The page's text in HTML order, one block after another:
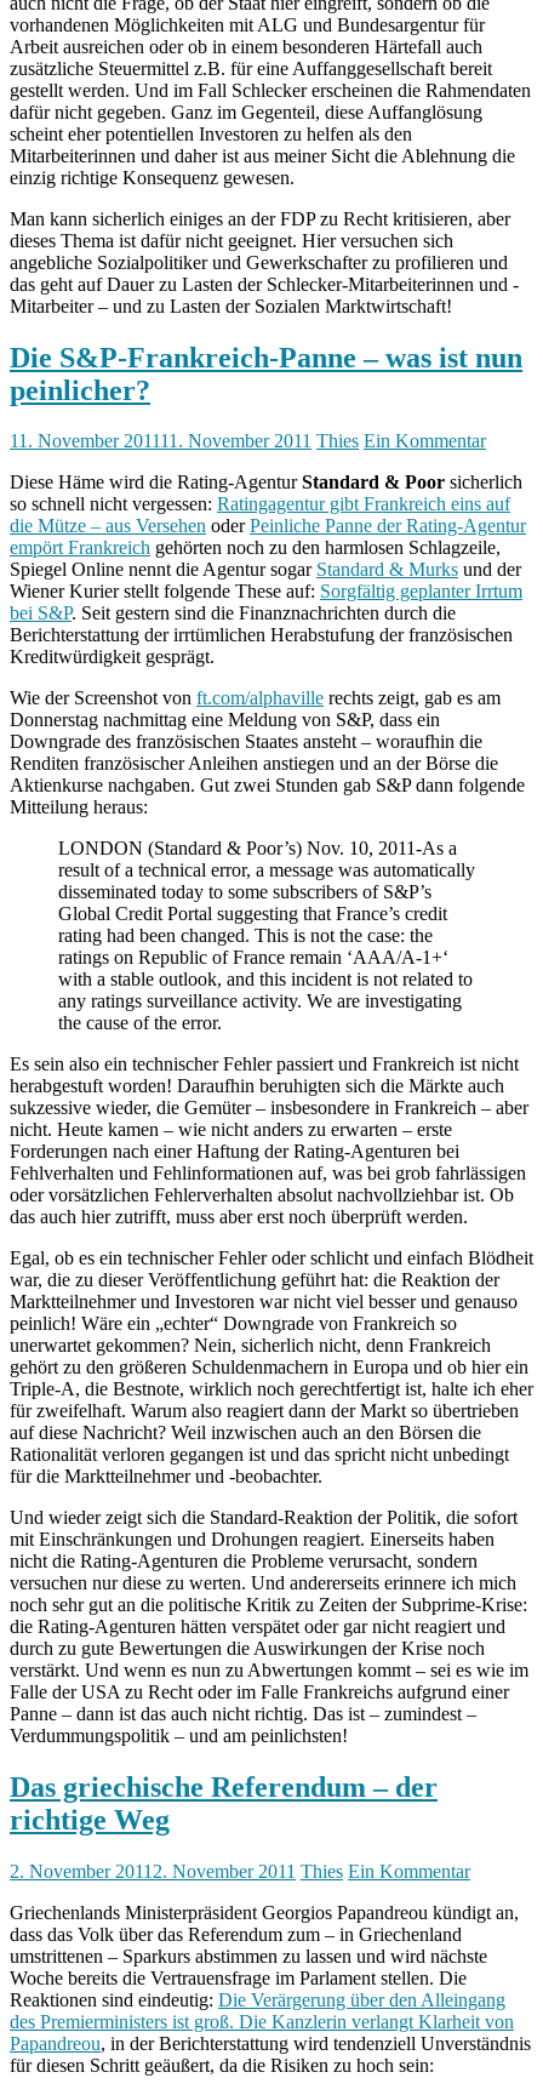
vorhandenen Möglichkeiten mit ALG und Bundesargentur für
Arbeit ausreichen oder ob in einem besonderen Härtefall auch
zusätzliche Steuermittel z.B. für eine Auffanggesellschaft bereit
gestellt werden. Und im Fall Schlecker erscheinen die Rahmendaten
dafür nicht gegeben. Ganz im Gegenteil, diese Auffanglösung
scheint eher potentiellen Investoren zu helfen als den
Mitarbeiterinnen und daher ist aus meiner Sicht die Ablehnung die
einzig richtige Konsequenz gewesen.
Man kann sicherlich einiges an der FDP zu Recht kritisieren, aber
dieses Thema ist dafür nicht geeignet. Hier versuchen sich
angebliche Sozialpolitiker und Gewerkschafter zu profilieren und
das geht auf Dauer zu Lasten der Schlecker-Mitarbeiterinnen und -
Mitarbeiter – und zu Lasten der Sozialen Marktwirtschaft!
Die S&P-Frankreich-Panne – was ist nun
peinlicher?
11. November 201111. November 2011 Thies Ein Kommentar
Diese Häme wird die Rating-AgenturStandard & Poor sicherlich
so schnell nicht vergessen: Ratingagentur gibt Frankreich eins auf
die Mütze – aus Versehen oderPeinliche Panne der Rating-Agentur
empört Frankreich gehörten noch zu den harmlosen Schlagzeile,
Spiegel Online nennt die Agentur sogar Standard & Murks und der
Wiener Kurier stellt folgende These auf: Sorgfältig geplanter Irrtum
bei S&P. Seit gestern sind die Finanznachrichten durch die
Berichterstattung der irrtümlichen Herabstufung der französischen
Kreditwürdigkeit gesprägt.
Wie der Screenshot von ft.com/alphaville rechts zeigt, gab es am
Donnerstag nachmittag eine Meldung von S&P, dass ein
Downgrade des französischen Staates ansteht – woraufhin die
Renditen französischer Anleihen anstiegen und an der Börse die
Aktienkurse nachgaben. Gut zwei Stunden gab S&P dann folgende
Mitteilung heraus:
LONDON (Standard & Poor’s) Nov. 10, 2011-As a
result of a technical error, a message was automatically
disseminated today to some subscribers of S&P’s
Global Credit Portal suggesting that France’s credit
rating had been changed. This is not the case: the
ratings on Republic of France remain ‘AAA/A-1+‘
with a stable outlook, and this incident is not related to
any ratings surveillance activity. We are investigating
the cause of the error.
Es sein also ein technischer Fehler passiert und Frankreich ist nicht
herabgestuft worden! Daraufhin beruhigten sich die Märkte auch
sukzessive wieder, die Gemüter – insbesondere in Frankreich – aber
nicht. Heute kamen – wie nicht anders zu erwarten – erste
Forderungen nach einer Haftung der Rating-Agenturen bei
Fehlverhalten und Fehlinformationen auf, was bei grob fahrlässigen
oder vorsätzlichen Fehlerverhalten absolut nachvollziehbar ist. Ob
das auch hier zutrifft, muss aber erst noch überprüft werden.
Egal, ob es ein technischer Fehler oder schlicht und einfach Blödheit
war, die zu dieser Veröffentlichung geführt hat: die Reaktion der
Marktteilnehmer und Investoren war nicht viel besser und genauso
peinlich! Wäre ein „echter“ Downgrade von Frankreich so
unerwartet gekommen? Nein, sicherlich nicht, denn Frankreich
gehört zu den größeren Schuldenmachern in Europa und ob hier ein
Triple-A, die Bestnote, wirklich noch gerechtfertigt ist, halte ich eher
für zweifelhaft. Warum also reagiert dann der Markt so übertrieben
auf diese Nachricht? Weil inzwischen auch an den Börsen die
Rationalität verloren gegangen ist und das spricht nicht unbedingt
für die Marktteilnehmer und -beobachter.
Und wieder zeigt sich die Standard-Reaktion der Politik, die sofort
mit Einschränkungen und Drohungen reagiert. Einerseits haben
nicht die Rating-Agenturen die Probleme verursacht, sondern
versuchen nur diese zu werten. Und andererseits erinnere ich mich
noch sehr gut an die politische Kritik zu Zeiten der Subprime-Krise:
die Rating-Agenturen hätten verspätet oder gar nicht reagiert und
durch zu gute Bewertungen die Auswirkungen der Krise noch
verstärkt. Und wenn es nun zu Abwertungen kommt – sei es wie im
Falle der USA zu Recht oder im Falle Frankreichs aufgrund einer
Panne – dann ist das auch nicht richtig. Das ist – zumindest –
Verdummungspolitik – und am peinlichsten!
Das griechische Referendum – der
richtige Weg
2. November 2011 2. November 2011 Thies Ein Kommentar
Griechenlands Ministerpräsident Georgios Papandreou kündigt an,
dass das Volk über das Referendum zum – in Griechenland
umstrittenen – Sparkurs abstimmen zu lassen und wird nächste
Woche bereits die Vertrauensfrage im Parlament stellen. Die
Reaktionen sind eindeutig: Die Verärgerung über den Alleingang
des Premierministers ist groß. Die Kanzlerin verlangt Klarheit von
Papandreou, in der Berichterstattung wird tendenziell Unverständnis
für diesen Schritt geäußert, da die Risiken zu hoch sein: